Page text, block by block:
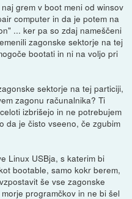
grem v boot meni od winsov
computer in da je potem na
... ker pa so zdaj nameščeni
zagonske sektorje na tej
bootati in ni na voljo pri
sektorje na tej particiji,
zagonu računalnika? Ti
izbrišejo in ne potrebujem
da je čisto vseeno, če zgubim
Linux USBja, s katerim bi
bootable, samo kokr berem,
še vse zagonske
programčkov in ne bi šel